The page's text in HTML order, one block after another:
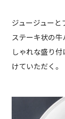
ジュージュー
ステーキ状の
しゃれな盛り
けていただく。